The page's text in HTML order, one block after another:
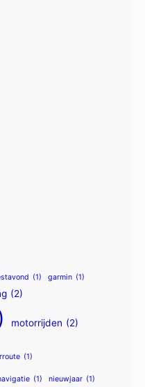
(1) garmin (1)
(2)
motorrijden (2)
(1)
(1) nieuwjaar (1)